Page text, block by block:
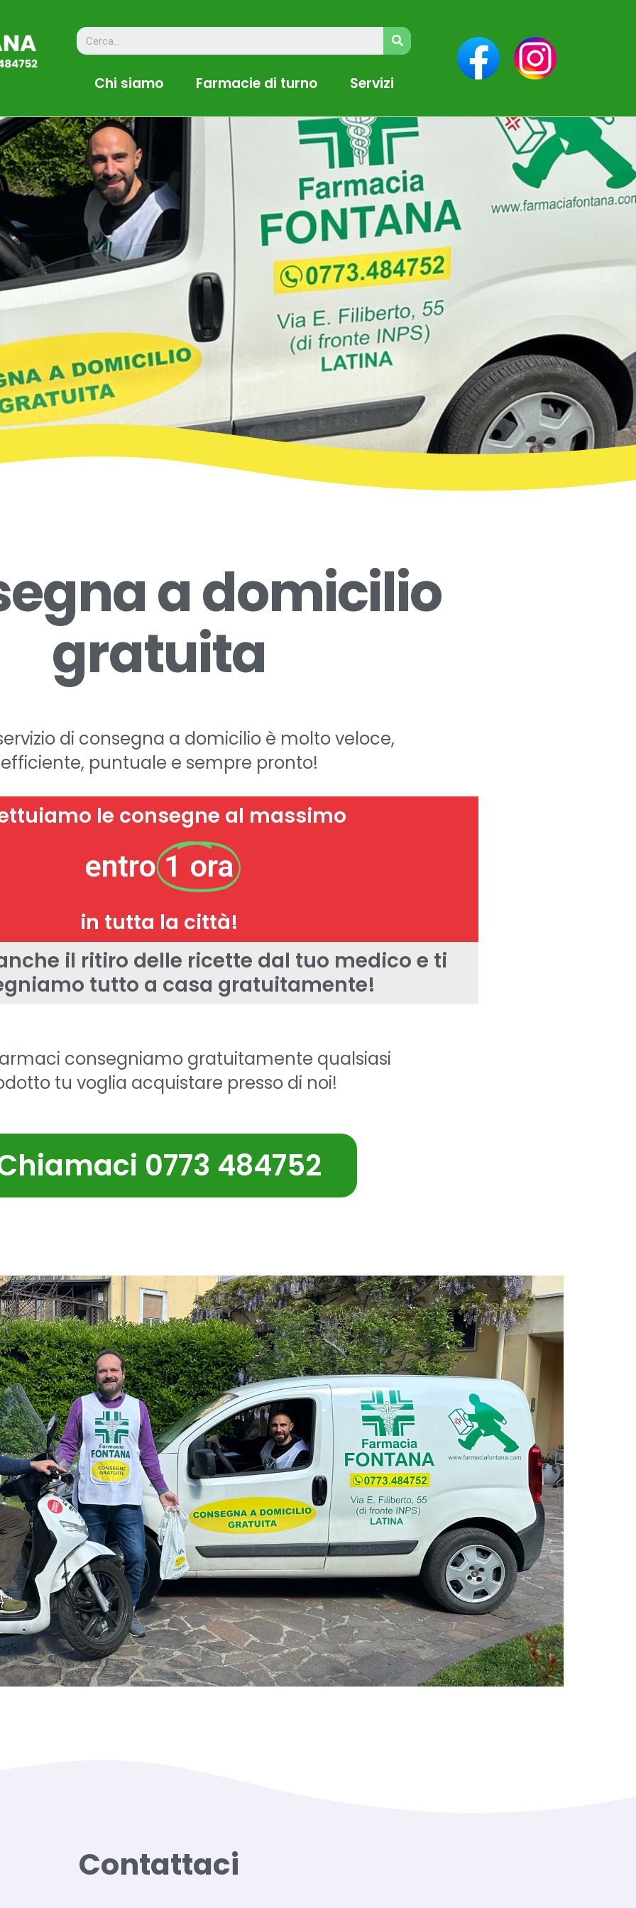
Chi siamo Farmacie di turno Servizi
a domicilio
gratuita
di consegna a domicilio è molto veloce,
efficiente, puntuale e sempre pronto!
le consegne al massimo
entro 1 ora
in tutta la città!
il ritiro delle ricette dal tuo medico e ti
tutto a casa gratuitamente!
consegniamo gratuitamente qualsiasi
tu voglia acquistare presso di noi!
0773 484752
Contattaci